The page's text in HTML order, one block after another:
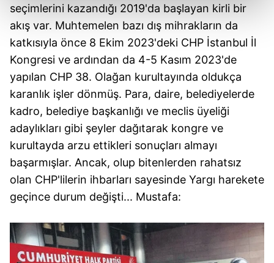
kalemimiz olduğunu sizlere hatırlatmak isteriz.
Her halükârda, kullanıcılar, bu çerezlere izin vermedikleri
takdirde, kullanıcılara hedefli reklamlar
gösterilmeyecektir."
Sizlere daha iyi bir hizmet sunabilmek için İnternet
Sitemizde kendimize ve üçüncü kişilere ait çerezler
kullanılmaktadır. Bu çerezler vasıtasıyla çeşitli kişisel
verileriniz işlenmekte olup gerekli olan çerezler bilgi
toplumu hizmetlerinin sunulması amacıyla
kullanılmaktadır. Diğer çerezler, sitemizin daha işlevsel
kılınması ve kişiselleştirilmesi ve sizlere yönelik
reklam/pazarlama faaliyetlerinin yapılması, amaçlarıyla
Çerezlere ilişkin tercihlerinizi aşağıda yer alan panel
vasıtasıyla belirleyebilirsiniz. Çerezlere ilişkin detaylı bilgi
seçimlerini kazandığı 2019'da başlayan kirli bir
akış var. Muhtemelen bazı dış mihrakların da
katkısıyla önce 8 Ekim 2023'deki CHP İstanbul İl
Kongresi ve ardından da 4-5 Kasım 2023'de
yapılan CHP 38. Olağan kurultayında oldukça
karanlık işler dönmüş. Para, daire, belediyelerde
kadro, belediye başkanlığı ve meclis üyeliği
adaylıkları gibi şeyler dağıtarak kongre ve
kurultayda arzu ettikleri sonuçları almayı
başarmışlar. Ancak, olup bitenlerden rahatsız
olan CHP'lilerin ihbarları sayesinde Yargı harekete
geçince durum değişti... Mustafa: